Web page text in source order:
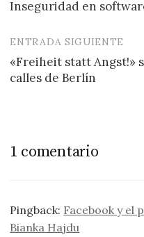
de
entradas
Inseguridad en
ENTRADA SIGUIENTE
«Freiheit statt Angst!»
calles de Berlín
1 comentario
Pingback: Facebook y el
Bianka Hajdu